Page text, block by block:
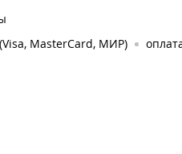
MasterCard, МИР)